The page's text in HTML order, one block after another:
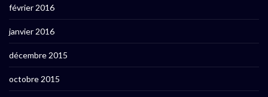
février 2016
janvier 2016
décembre 2015
octobre 2015